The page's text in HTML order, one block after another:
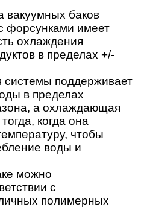
баков
форсунками имеет
охлаждения
в пределах +/-
системы поддерживает
в пределах
а охлаждающая
когда она
чтобы
воды и
можно
с
полимерных